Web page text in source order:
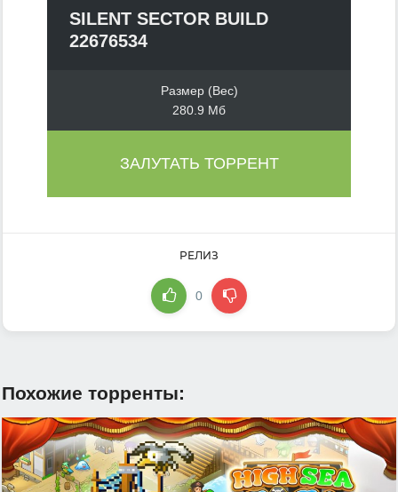
SILENT SECTOR BUILD
22676534
Размер (Вес)
280.9 Мб
ЗАЛУТАТЬ ТОРРЕНТ
РЕЛИЗ
0
Похожие торренты: